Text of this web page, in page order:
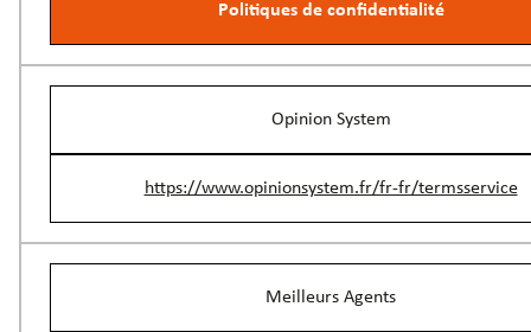
Politiques de confidentialité
Opinion System
https://www.opinionsystem.fr/fr-fr/termsservice
Meilleurs Agents